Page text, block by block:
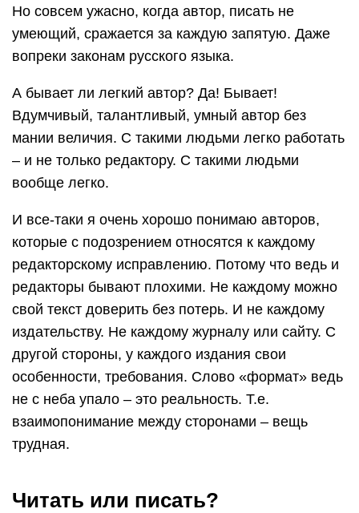
Но совсем ужасно, когда автор, писать не
умеющий, сражается за каждую запятую. Даже
вопреки законам русского языка.
А бывает ли легкий автор? Да! Бывает!
Вдумчивый, талантливый, умный автор без
мании величия. С такими людьми легко работать
– и не только редактору. С такими людьми
вообще легко.
И все-таки я очень хорошо понимаю авторов,
которые с подозрением относятся к каждому
редакторскому исправлению. Потому что ведь и
редакторы бывают плохими. Не каждому можно
свой текст доверить без потерь. И не каждому
издательству. Не каждому журналу или сайту. С
другой стороны, у каждого издания свои
особенности, требования. Слово «формат» ведь
не с неба упало – это реальность. Т.е.
взаимопонимание между сторонами – вещь
трудная.
Читать или писать?